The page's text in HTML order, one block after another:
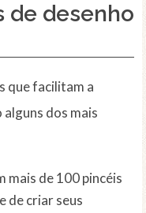
de desenho
que facilitam a
dos mais
mais de 100 pincéis
de criar seus